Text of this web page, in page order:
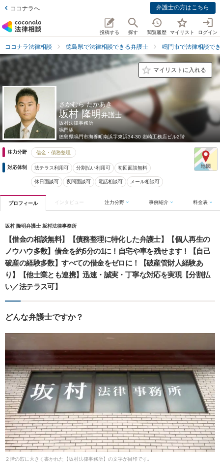
ココナラへ 弁護士の方はこちら
投稿する 探す 閲覧履歴 マイリスト ログイン
ココナラ法律相談 徳島県で法律相談できる弁護士 鳴門市で法律相談で
マイリストに入れる
さかむら たかあき
坂村 隆明弁護士
坂村法律事務所
鳴門駅
徳島県鳴門市撫養町南浜字東浜34-30 岩崎工務店ビル2階
注力分野 借金・債務整理
対応体制 法テラス利用可 分割払い利用可 初回面談無料
休日面談可 夜間面談可 電話相談可 メール相談可
プロフィール インタビュー 注力分野 事例紹介 料金表
坂村 隆明弁護士 坂村法律事務所
【借金の相談無料】【債務整理に特化した弁護士】【個人再生の
ノウハウ多数】借金を約5分の1に！自宅や車を残せます！【自己
破産の経験多数】すべての借金をゼロに！【破産管財人経験あ
り】【他士業とも連携】迅速・誠実・丁寧な対応を実現【分割払
い／法テラス可】
どんな弁護士ですか？
２階の窓に大きく書かれた【坂村法律事務所】の文字が目印です｡